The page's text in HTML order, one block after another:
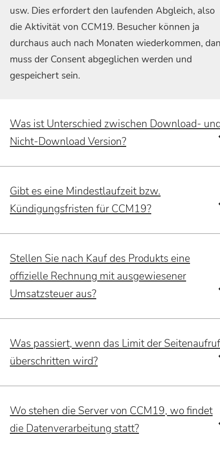
usw. Dies erfordert den laufenden Abgleich, also
die Aktivität von CCM19. Besucher können ja
durchaus auch nach Monaten wiederkommen,
muss der Consent abgeglichen werden und
gespeichert sein.
Was ist Unterschied zwischen Download-
Nicht-Download Version?
Gibt es eine Mindestlaufzeit bzw.
Kündigungsfristen für CCM19?
Stellen Sie nach Kauf des Produkts eine
offizielle Rechnung mit ausgewiesener
Umsatzsteuer aus?
Was passiert, wenn das Limit der
überschritten wird?
Wo stehen die Server von CCM19, wo findet
die Datenverarbeitung statt?